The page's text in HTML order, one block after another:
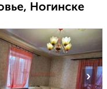
Ногинске
›